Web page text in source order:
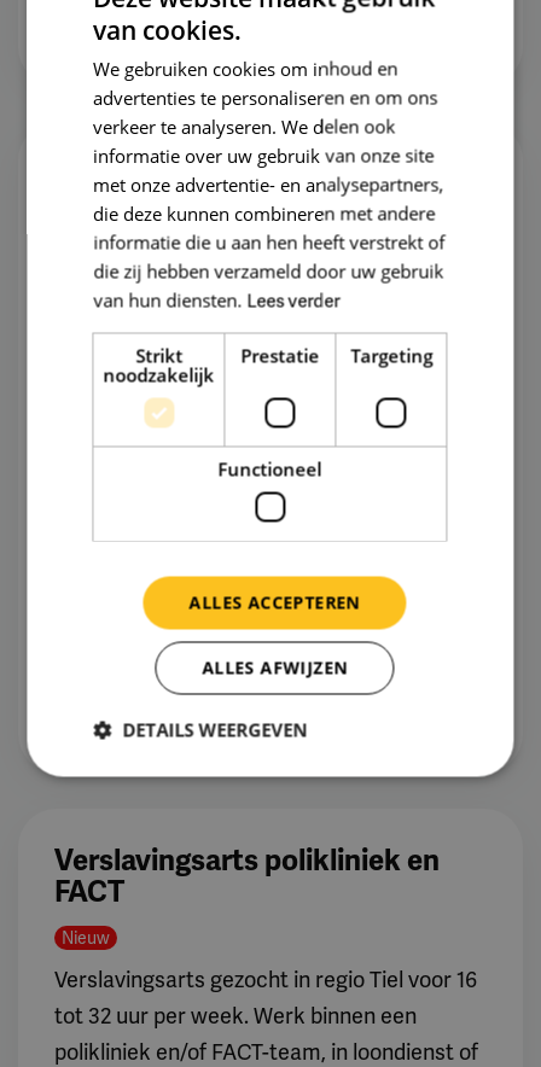
Vacature opslaan
Psychiater ambulante
verslavingszorg
Nieuw
Psychiater gezocht voor ambulante
verslavingszorg in regio Ede. Behandel
cliënten met complexe problematiek, vast
of zzp. Uren in overleg.
Vast, Interim of ZZP
32 - 36 uur, 16 - 20 uur, 20 - 24 uur, 24 -
32 uur, In overleg
Bekijk vacature
Verslavingsarts polikliniek en
FACT
Nieuw
Verslavingsarts gezocht in regio Tiel voor 16
tot 32 uur per week. Werk binnen een
polikliniek en/of FACT-team, in loondienst of
van cookies.
We gebruiken cookies om inhoud en
advertenties te personaliseren en om ons
verkeer te analyseren. We delen ook
informatie over uw gebruik van onze site
met onze advertentie- en analysepartners,
die deze kunnen combineren met andere
informatie die u aan hen heeft verstrekt of
die zij hebben verzameld door uw gebruik
van hun diensten. Lees verder
Strikt
noodzakelijk
Prestatie Targeting
Functioneel
ALLES ACCEPTEREN
ALLES AFWIJZEN
DETAILS WEERGEVEN